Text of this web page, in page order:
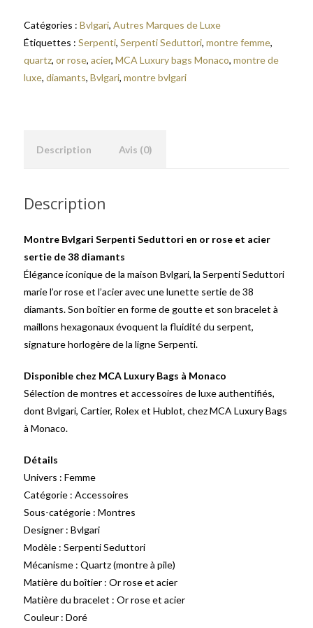
Catégories : Bvlgari, Autres Marques de Luxe
Étiquettes : Serpenti, Serpenti Seduttori, montre femme,
quartz, or rose, acier, MCA Luxury bags Monaco, montre de
luxe, diamants, Bvlgari, montre bvlgari
Description Avis (0)
Description
Montre Bvlgari Serpenti Seduttori en or rose et acier
sertie de 38 diamants
Élégance iconique de la maison Bvlgari, la Serpenti Seduttori
marie l’or rose et l’acier avec une lunette sertie de 38
diamants. Son boîtier en forme de goutte et son bracelet à
maillons hexagonaux évoquent la fluidité du serpent,
signature horlogère de la ligne Serpenti.
Disponible chez MCA Luxury Bags à Monaco
Sélection de montres et accessoires de luxe authentifiés,
dont Bvlgari, Cartier, Rolex et Hublot, chez MCA Luxury Bags
à Monaco.
Détails
Univers : Femme
Catégorie : Accessoires
Sous-catégorie : Montres
Designer : Bvlgari
Modèle : Serpenti Seduttori
Mécanisme : Quartz (montre à pile)
Matière du boîtier : Or rose et acier
Matière du bracelet : Or rose et acier
Couleur : Doré